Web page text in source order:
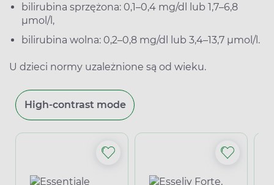
bilirubina sprzężona: 0,1–0,4 mg/dl lub 1,7–6,8
μmol/l,
bilirubina wolna: 0,2–0,8 mg/dl lub 3,4–13,7 μmol/l.
U dzieci normy uzależnione są od wieku.
High-contrast mode